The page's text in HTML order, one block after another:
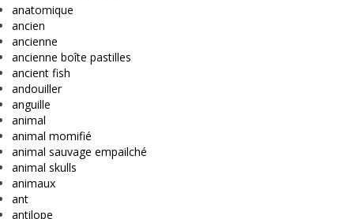
anatomique
ancien
ancienne
ancienne boîte pastilles
ancient fish
andouiller
anguille
animal
animal momifié
animal sauvage empailché
animal skulls
animaux
ant
antilope